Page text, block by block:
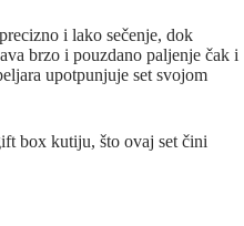
i lako sečenje, dok
brzo i pouzdano paljenje čak i
upotpunjuje set svojom
box kutiju, što ovaj set čini